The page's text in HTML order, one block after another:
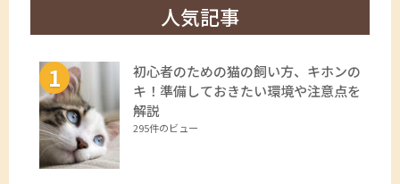
人気記事
初心者のための猫の飼い方、キホンの
キ！準備しておきたい環境や注意点を
解説
295件のビュー